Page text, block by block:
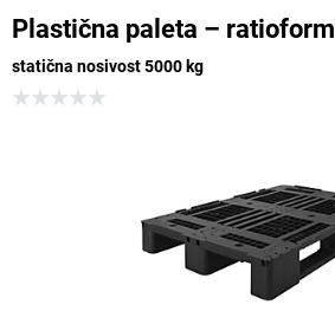
Plastična paleta – ratioform
statična nosivost 5000 kg